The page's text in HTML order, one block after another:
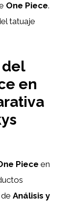
One Piece.
tatuaje
del
en
Piece en
Análisis y